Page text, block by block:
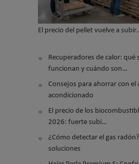
El precio del pellet vuelve a
Recuperadores de calor: qué
funcionan y cuándo son…
Consejos para ahorrar con el
acondicionado
El precio de los
2026: fuerte subi…
¿Cómo detectar el gas
soluciones